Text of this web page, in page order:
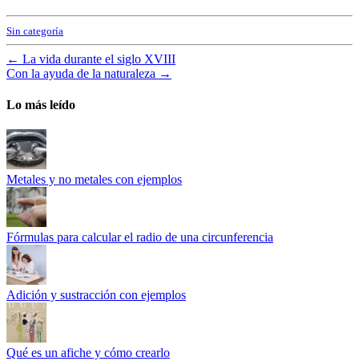
Sin categoría
← La vida durante el siglo XVIII
Con la ayuda de la naturaleza →
Lo más leído
Metales y no metales con ejemplos
Fórmulas para calcular el radio de una circunferencia
Adición y sustracción con ejemplos
Qué es un afiche y cómo crearlo